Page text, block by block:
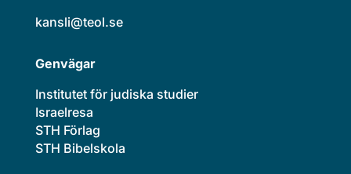
kansli@teol.se
Genvägar
Institutet för judiska studier
Israelresa
STH Förlag
STH Bibelskola